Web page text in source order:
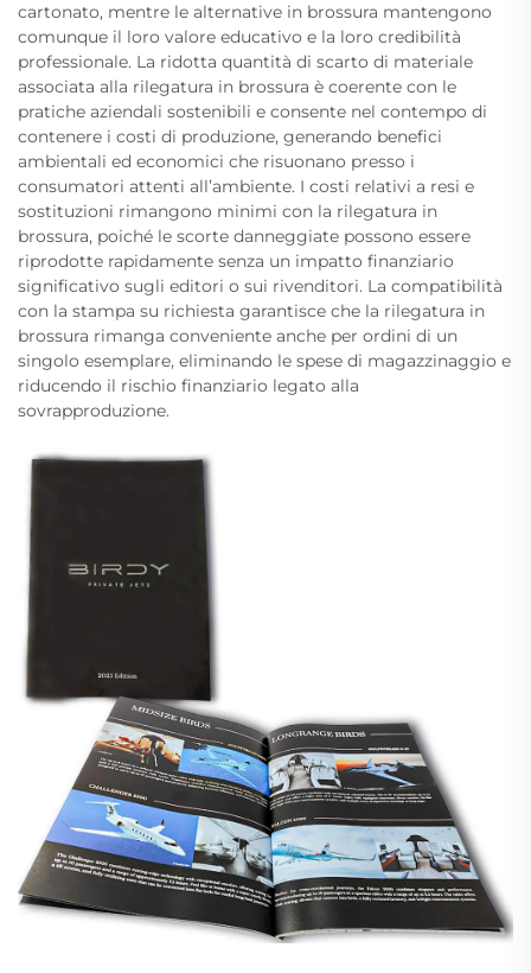
cartonato, mentre le alternative in brossura mantengono
comunque il loro valore educativo e la loro credibilità
professionale. La ridotta quantità di scarto di materiale
associata alla rilegatura in brossura è coerente con le
pratiche aziendali sostenibili e consente nel contempo di
contenere i costi di produzione, generando benefici
ambientali ed economici che risuonano presso i
consumatori attenti all’ambiente. I costi relativi a resi e
sostituzioni rimangono minimi con la rilegatura in
brossura, poiché le scorte danneggiate possono essere
riprodotte rapidamente senza un impatto finanziario
significativo sugli editori o sui rivenditori. La compatibilità
con la stampa su richiesta garantisce che la rilegatura in
brossura rimanga conveniente anche per ordini di un
singolo esemplare, eliminando le spese di magazzinaggio e
riducendo il rischio finanziario legato alla
sovrapproduzione.